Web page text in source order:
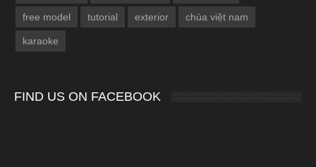
free model tutorial exterior chùa việt nam
karaoke
FIND US ON FACEBOOK